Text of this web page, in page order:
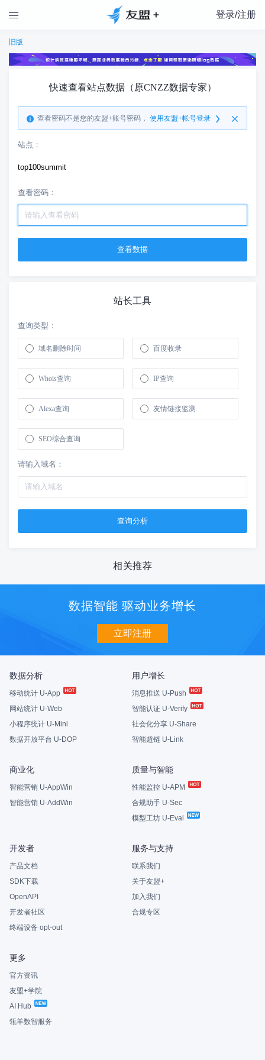
 登录/注册
旧版
快速查看站点数据（原CNZZ数据专家）
查看密码不是您的友盟+账号密码， 使用友盟+帐号登录
站点：
top100summit
查看密码：
站长工具
查询类型：
域名删除时间 百度收录
Whois查询 IP查询
Alexa查询 友情链接监测
SEO综合查询
请输入域名：
相关推荐
数据智能 驱动业务增长
立即注册
数据分析
移动统计 U-App
网站统计 U-Web
小程序统计 U-Mini
数据开放平台 U-DOP
用户增长
消息推送 U-Push
智能认证 U-Verify
社会化分享 U-Share
智能超链 U-Link
商业化
智能营销 U-AppWin
智能营销 U-AddWin
质量与智能
性能监控 U-APM
合规助手 U-Sec
模型工坊 U-Eval
开发者
产品文档
SDK下载
OpenAPI
开发者社区
终端设备 opt-out
服务与支持
联系我们
关于友盟+
加入我们
合规专区
更多
官方资讯
友盟+学院
AI Hub
瓴羊数智服务